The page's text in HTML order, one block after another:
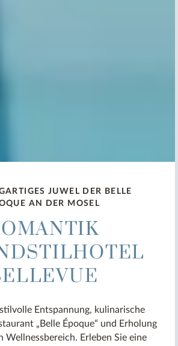
JUWEL DER BELLE
AN DER MOSEL
Entspannung, kulinarische
„Belle Époque“ und Erholung
Wellnessbereich. Erleben Sie eine